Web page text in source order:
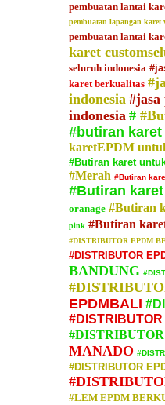
pembuatan lantai
pembuatan lapangan karet
pembuatan lantai
karet
seluruh indonesia
karet berkualitas
indonesia #jasa
indonesia #
#butiran karet
karetEPDM
#Butiran karet
#Merah #Butiran
#Butiran
oranage #Butiran
pink #Butiran
#DISTRIBUTOR EPDM
#DISTRIBUTOR
BANDUNG
EPDMBALI
MANADO
#DISTRIBUTOR
#LEM EPDM